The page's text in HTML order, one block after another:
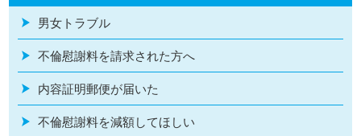
男女トラブル
不倫慰謝料を請求された方へ
内容証明郵便が届いた
不倫慰謝料を減額してほしい